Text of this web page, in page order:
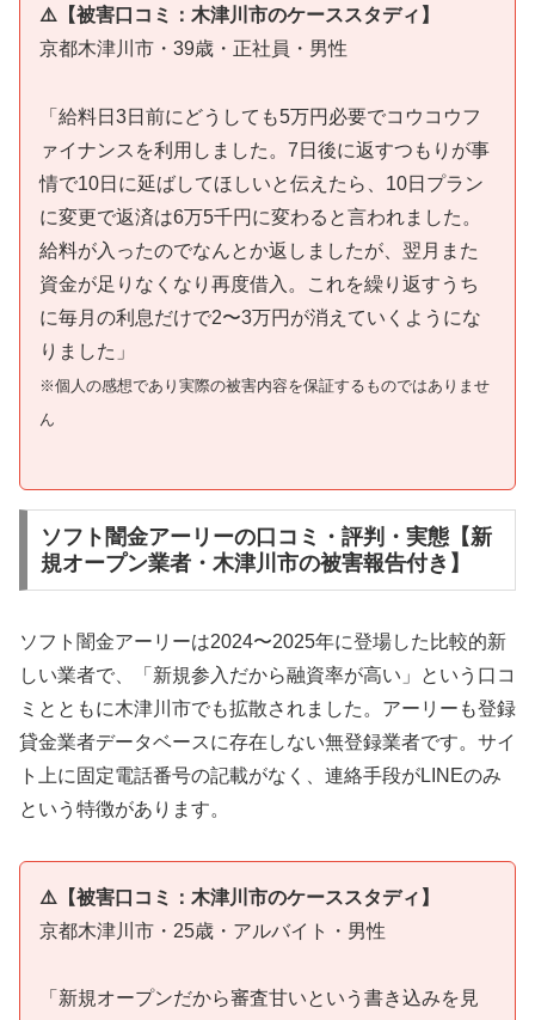
⚠️【被害口コミ：木津川市のケーススタディ】
京都木津川市・39歳・正社員・男性
「給料日3日前にどうしても5万円必要でコウコウフ
ァイナンスを利用しました。7日後に返すつもりが事
情で10日に延ばしてほしいと伝えたら、10日プラン
に変更で返済は6万5千円に変わると言われました。
給料が入ったのでなんとか返しましたが、翌月また
資金が足りなくなり再度借入。これを繰り返すうち
に毎月の利息だけで2〜3万円が消えていくようにな
りました」
※個人の感想であり実際の被害内容を保証するものではありませ
ん
ソフト闇金アーリーの口コミ・評判・実態【新
規オープン業者・木津川市の被害報告付き】
ソフト闇金アーリーは2024〜2025年に登場した比較的新
しい業者で、「新規参入だから融資率が高い」という口コ
ミとともに木津川市でも拡散されました。アーリーも登録
貸金業者データベースに存在しない無登録業者です。サイ
ト上に固定電話番号の記載がなく、連絡手段がLINEのみ
という特徴があります。
⚠️【被害口コミ：木津川市のケーススタディ】
京都木津川市・25歳・アルバイト・男性
「新規オープンだから審査甘いという書き込みを見